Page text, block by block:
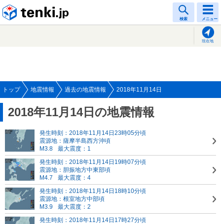
検索 メニュー
現在地
トップ 地震情報 過去の地震情報 2018年11月14日
2018年11月14日の地震情報
発生時刻：2018年11月14日23時05分頃
震源地：薩摩半島西方沖頃
M3.8
最大震度：1
発生時刻：2018年11月14日19時07分頃
震源地：胆振地方中東部頃
M4.7
最大震度：4
発生時刻：2018年11月14日18時10分頃
震源地：根室地方中部頃
M3.9
最大震度：2
発生時刻：2018年11月14日17時27分頃